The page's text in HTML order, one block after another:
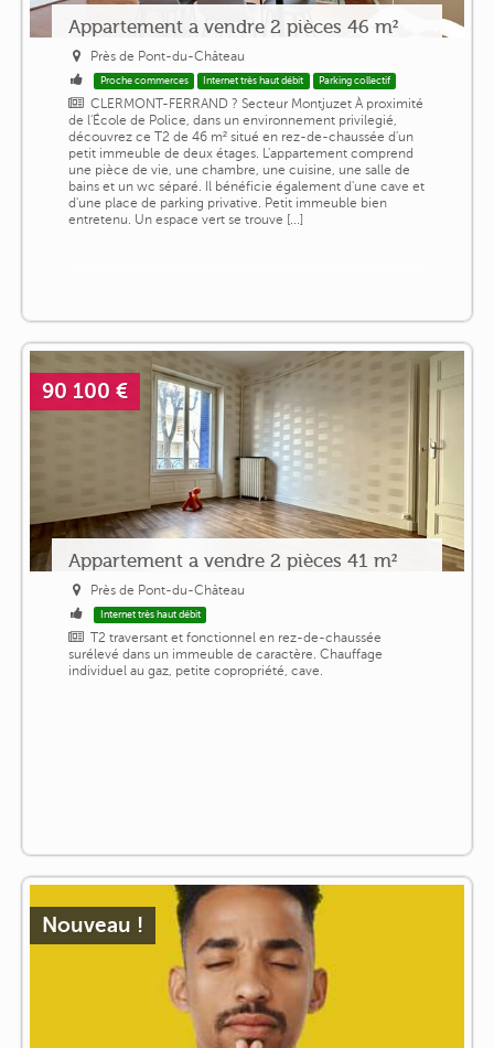
Appartement a vendre 2 pièces 46 m²
Près de Pont-du-Château
Proche commerces Internet très haut débit Parking collectif
CLERMONT-FERRAND ? Secteur Montjuzet À proximité
de l'École de Police, dans un environnement privilegié,
découvrez ce T2 de 46 m² situé en rez-de-chaussée d'un
petit immeuble de deux étages. L'appartement comprend
une pièce de vie, une chambre, une cuisine, une salle de
bains et un wc séparé. Il bénéficie également d'une cave et
d'une place de parking privative. Petit immeuble bien
entretenu. Un espace vert se trouve [...]
90 100 €
Appartement a vendre 2 pièces 41 m²
Près de Pont-du-Château
Internet très haut débit
T2 traversant et fonctionnel en rez-de-chaussée
surélevé dans un immeuble de caractère. Chauffage
individuel au gaz, petite copropriété, cave.
Nouveau !